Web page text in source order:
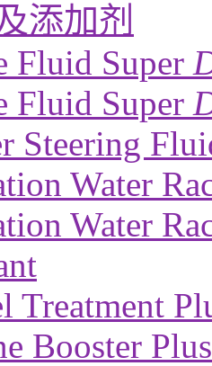
添加剂
Fluid Super
Fluid Super
Steering
Water
Water
Treatment
Booster Plus